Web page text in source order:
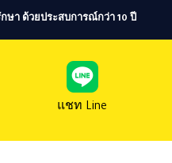
กษา ด้วยประสบการณ์กว่า 10 ปี
แชท Line